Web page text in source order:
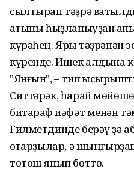
сылтырап тəҙрə ватылды,
ҡатыны һыҙланыуҙан
күрəһең. Ярыҡ тəҙрəнəн
күренде. Ишек алдына
"Янғын", – тип
Ситтəрəк, һарай
битараф ҡиəфəт менəн
Ғилметдинде берəү ҙə
ҡотҡарҙылар, ə
тотош янып бɵттɵ.